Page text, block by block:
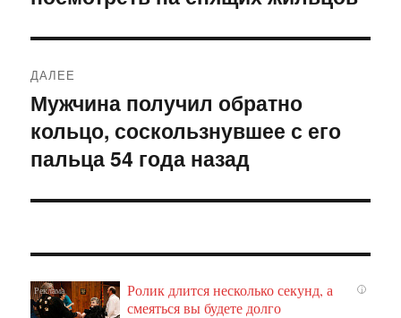
ДАЛЕЕ
Следующая
запись:
Мужчина получил обратно
кольцо, соскользнувшее с его
пальца 54 года назад
i
Ролик длится несколько секунд, а
смеяться вы будете долго